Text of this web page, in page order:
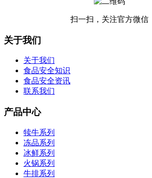
扫一扫，关注官方微信
关于我们
关于我们
食品安全知识
食品安全资讯
联系我们
产品中心
犊牛系列
冻品系列
冰鲜系列
火锅系列
牛排系列